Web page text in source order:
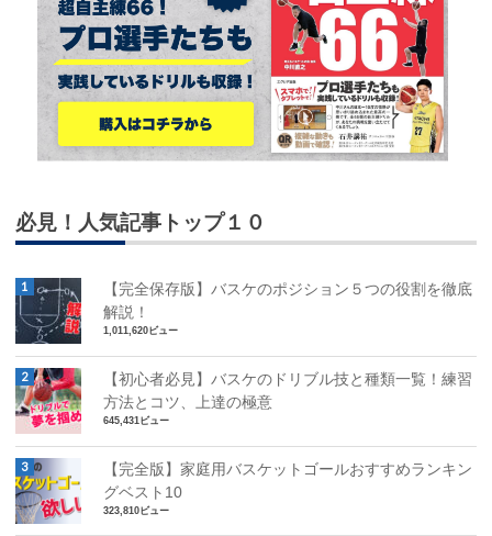
必見！人気記事トップ１０
【完全保存版】バスケのポジション５つの役割を徹底
解説！
1,011,620ビュー
【初心者必見】バスケのドリブル技と種類一覧！練習
方法とコツ、上達の極意
645,431ビュー
【完全版】家庭用バスケットゴールおすすめランキン
グベスト10
323,810ビュー